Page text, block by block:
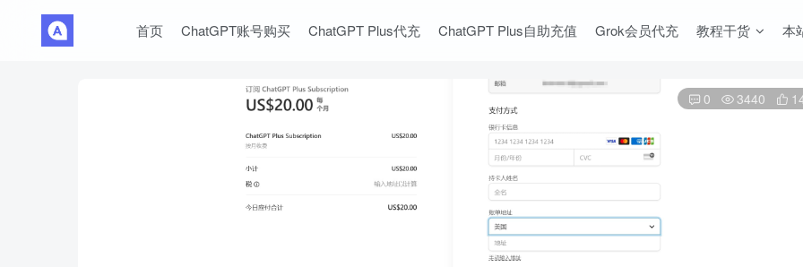
首页 ChatGPT账号购买 ChatGPT Plus代充 ChatGPT Plus自助充值 Grok会员代充 教程干货 本
0 3440